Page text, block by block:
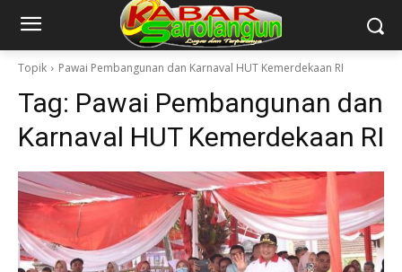
Topik Pawai Pembangunan dan Karnaval HUT Kemerdekaan RI
Tag: Pawai Pembangunan dan
Karnaval HUT Kemerdekaan RI